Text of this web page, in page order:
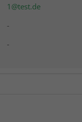
1@test.de
-
-